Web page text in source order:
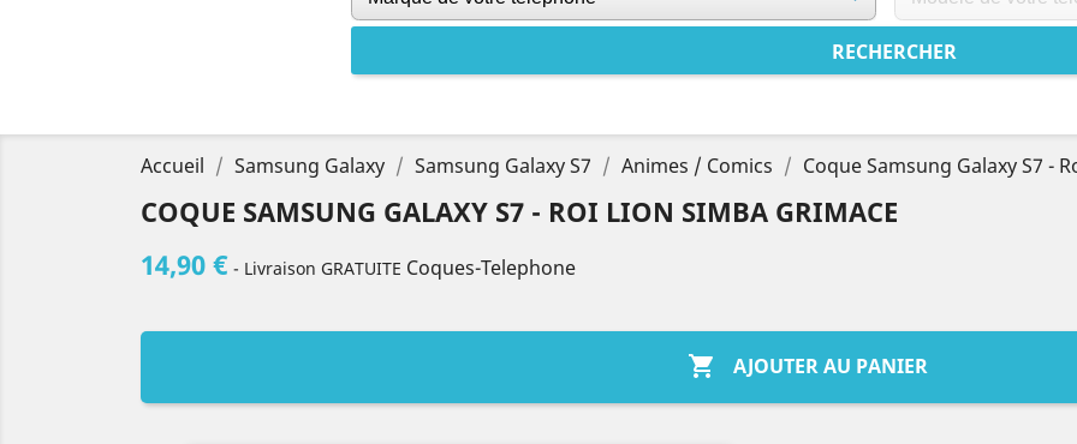
Accueil Samsung Galaxy Samsung Galaxy S7 Animes / Comics Coque Samsung Galaxy S7 -
COQUE SAMSUNG GALAXY S7 - ROI LION SIMBA GRIMACE
14,90 € - Livraison GRATUITE Coques-Telephone
 AJOUTER AU PANIER